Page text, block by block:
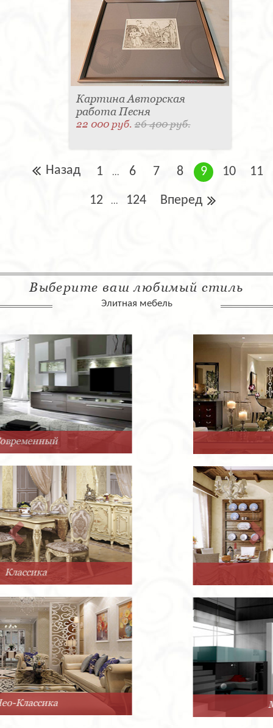
Картина Авторская
работа Песня
22 000 руб.26 400 руб.
Назад 1 ... 6 7 8 9 10 11
12 ... 124 Вперед
Выберите ваш любимый стиль
Элитная мебель
Минимализм